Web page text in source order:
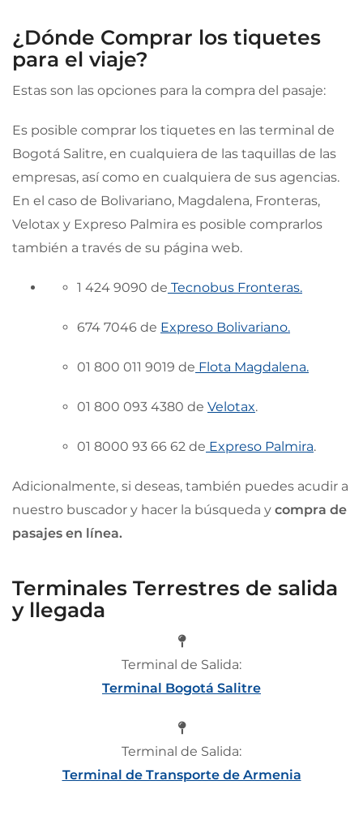
¿Dónde Comprar los tiquetes
para el viaje?
Estas son las opciones para la compra del pasaje:
Es posible comprar los tiquetes en las terminal de
Bogotá Salitre, en cualquiera de las taquillas de las
empresas, así como en cualquiera de sus agencias.
En el caso de Bolivariano, Magdalena, Fronteras,
Velotax y Expreso Palmira es posible comprarlos
también a través de su página web.
1 424 9090 de Tecnobus Fronteras.
674 7046 de Expreso Bolivariano.
01 800 011 9019 de Flota Magdalena.
01 800 093 4380 de Velotax.
01 8000 93 66 62 de Expreso Palmira.
Adicionalmente, si deseas, también puedes acudir a
nuestro buscador y hacer la búsqueda y compra de
pasajes en línea.
Terminales Terrestres de salida
y llegada
Terminal de Salida:
Terminal Bogotá Salitre
Terminal de Salida:
Terminal de Transporte de Armenia